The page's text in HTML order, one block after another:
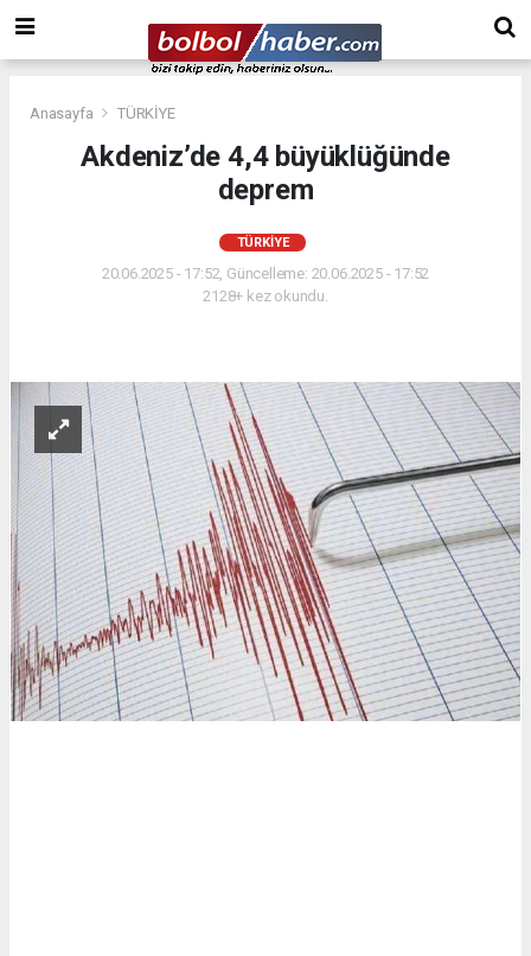
Anasayfa TÜRKİYE
Akdeniz’de 4,4 büyüklüğünde
deprem
TÜRKİYE
20.06.2025 - 17:52, Güncelleme: 20.06.2025 - 17:52
2128+ kez okundu.